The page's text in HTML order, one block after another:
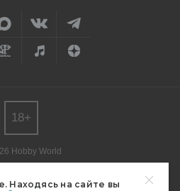
Находясь на сайте вы
Hobby World
редакции.
18+